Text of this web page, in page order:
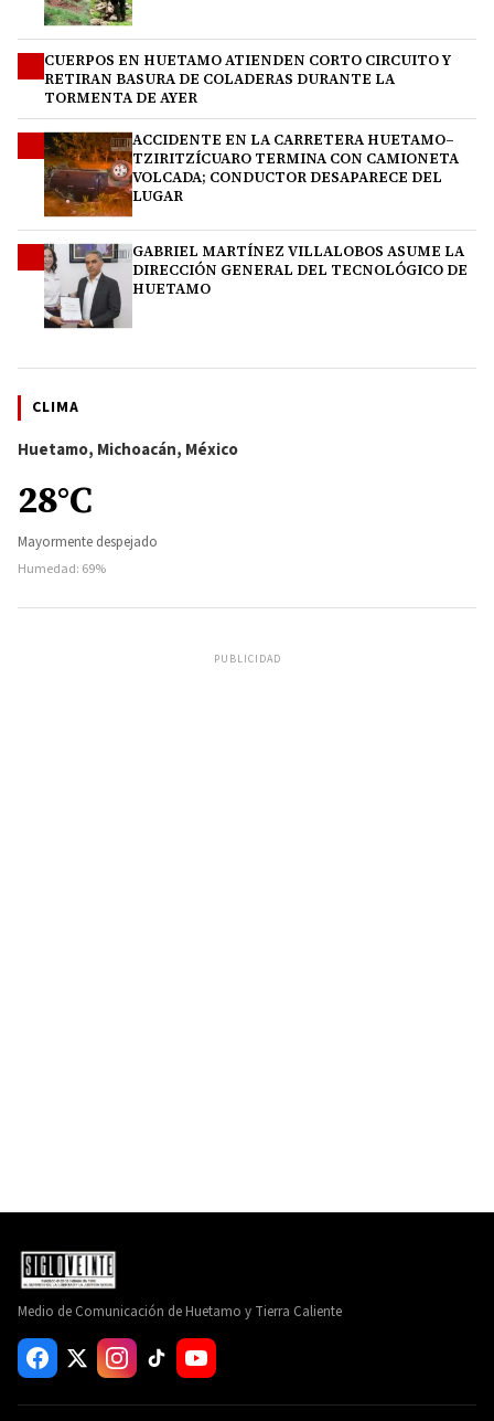
CUERPOS EN HUETAMO ATIENDEN CORTO CIRCUITO Y
RETIRAN BASURA DE COLADERAS DURANTE LA
TORMENTA DE AYER
ACCIDENTE EN LA CARRETERA HUETAMO–
TZIRITZÍCUARO TERMINA CON CAMIONETA
VOLCADA; CONDUCTOR DESAPARECE DEL
LUGAR
GABRIEL MARTÍNEZ VILLALOBOS ASUME LA
DIRECCIÓN GENERAL DEL TECNOLÓGICO DE
HUETAMO
CLIMA
Huetamo, Michoacán, México
28°C
Mayormente despejado
Humedad: 69%
PUBLICIDAD
Medio de Comunicación de Huetamo y Tierra Caliente